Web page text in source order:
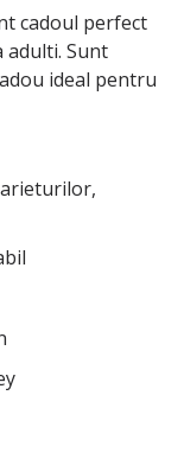
cadoul perfect
adulti. Sunt
ideal pentru